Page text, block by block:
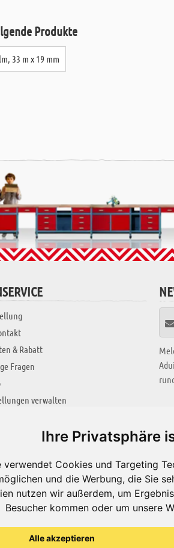
Ihre Privatsphäre
verwendet Cookies und Targeting
und die Werbung, die Sie
nutzen wir außerdem, um
Besucher kommen oder um unsere
Alle akzeptieren
cm und Breite von 50 cm in ein Paket
kann es jedoch vorkommen, dass die
durch besondere EDV-
Sondermaß-Bestellungen. Jeder bestellte
Produkte
33 m x 19 mm
& Rabatt
Fragen
verwalten